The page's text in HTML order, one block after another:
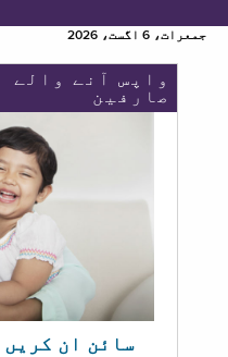
جمعرات، 6 اگست، 2026
واپس آنے والے
صارفین
سائن ان کریں